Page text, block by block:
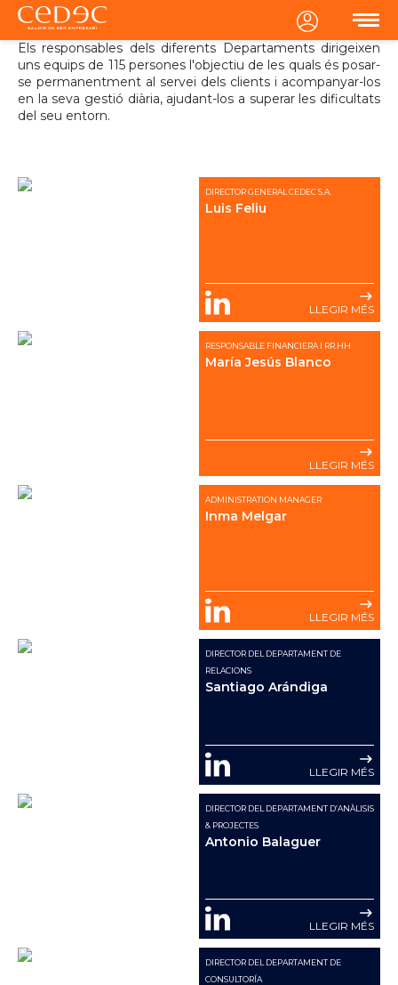
MENU
Equip Directiu
Els responsables dels diferents Departaments dirigeixen
uns equips de 115 persones l'objectiu de les quals és posar-
se permanentment al servei dels clients i acompanyar-los
en la seva gestió diària, ajudant-los a superar les dificultats
del seu entorn.
DIRECTOR GENERAL CEDEC S.A.
Luis Feliu
LLEGIR MÉS
RESPONSABLE FINANCIERA I RR.HH
María Jesús Blanco
LLEGIR MÉS
ADMINISTRATION MANAGER
Inma Melgar
LLEGIR MÉS
DIRECTOR DEL DEPARTAMENT DE
RELACIONS
Santiago Arándiga
LLEGIR MÉS
DIRECTOR DEL DEPARTAMENT D’ANÀLISIS
& PROJECTES
Antonio Balaguer
LLEGIR MÉS
DIRECTOR DEL DEPARTAMENT DE
CONSULTORÍA